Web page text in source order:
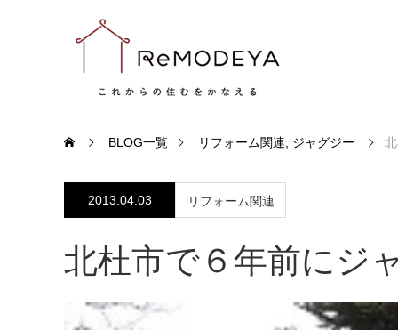
BLOG一覧 リフォーム関連 ジャグジー
2013.04.03 リフォーム関連
北杜市で６年前にジ